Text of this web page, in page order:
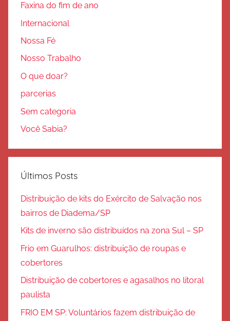
Faxina do fim de ano
Internacional
Nossa Fé
Nosso Trabalho
O que doar?
parcerias
Sem categoria
Você Sabia?
Últimos Posts
Distribuição de kits do Exército de Salvação nos
bairros de Diadema/SP
Kits de inverno são distribuídos na zona Sul – SP
Frio em Guarulhos: distribuição de roupas e
cobertores
Distribuição de cobertores e agasalhos no litoral
paulista
FRIO EM SP: Voluntários fazem distribuição de